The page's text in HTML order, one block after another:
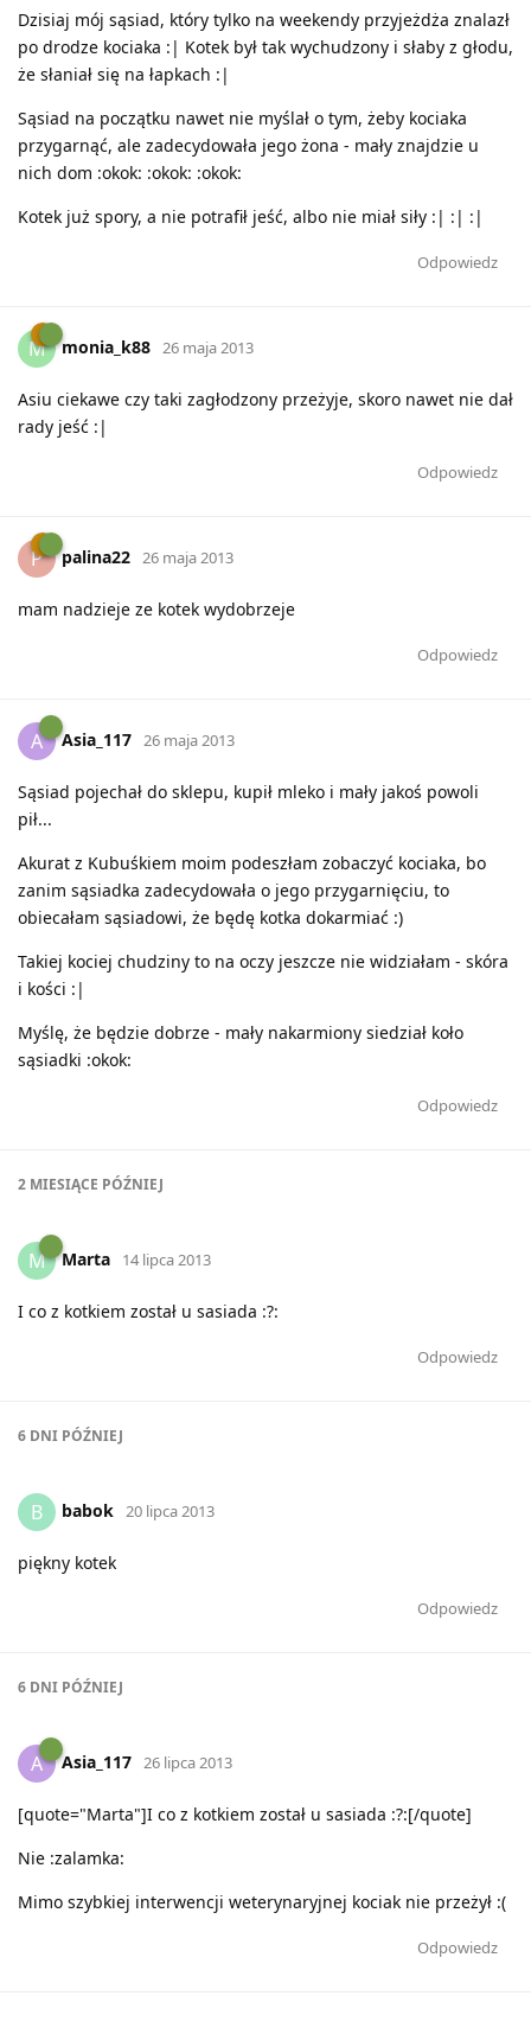
Dzisiaj mój sąsiad, który tylko na weekendy przyjeżdża znalazł
po drodze kociaka :| Kotek był tak wychudzony i słaby z głodu,
że słaniał się na łapkach :|
Sąsiad na początku nawet nie myślał o tym, żeby kociaka
przygarnąć, ale zadecydowała jego żona - mały znajdzie u
nich dom :okok: :okok: :okok:
Kotek już spory, a nie potrafił jeść, albo nie miał siły :| :| :|
Odpowiedz
M monia_k88 26 maja 2013
Asiu ciekawe czy taki zagłodzony przeżyje, skoro nawet nie dał
rady jeść :|
Odpowiedz
P palina22 26 maja 2013
mam nadzieje ze kotek wydobrzeje
Odpowiedz
A Asia_117 26 maja 2013
Sąsiad pojechał do sklepu, kupił mleko i mały jakoś powoli
pił...
Akurat z Kubuśkiem moim podeszłam zobaczyć kociaka, bo
zanim sąsiadka zadecydowała o jego przygarnięciu, to
obiecałam sąsiadowi, że będę kotka dokarmiać :)
Takiej kociej chudziny to na oczy jeszcze nie widziałam - skóra
i kości :|
Myślę, że będzie dobrze - mały nakarmiony siedział koło
sąsiadki :okok:
Odpowiedz
2 MIESIĄCE PÓŹNIEJ
M Marta 14 lipca 2013
I co z kotkiem został u sasiada :?:
Odpowiedz
6 DNI PÓŹNIEJ
B babok 20 lipca 2013
piękny kotek
Odpowiedz
6 DNI PÓŹNIEJ
A Asia_117 26 lipca 2013
[quote="Marta"]I co z kotkiem został u sasiada :?:[/quote]
Nie :zalamka:
Mimo szybkiej interwencji weterynaryjnej kociak nie przeżył :(
Odpowiedz